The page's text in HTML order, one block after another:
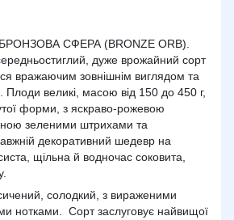
СФЕРА (BRONZE ORB).
дуже врожайний сорт
вражаючим зовнішнім виглядом та
великі, масою від 150 до 450 г,
форми, з яскраво-рожевою
зеленими штрихами та
декоративний шедевр на
щільна й водночас соковита,
солодкий, з вираженими
нотками. Сорт заслуговує найвищої